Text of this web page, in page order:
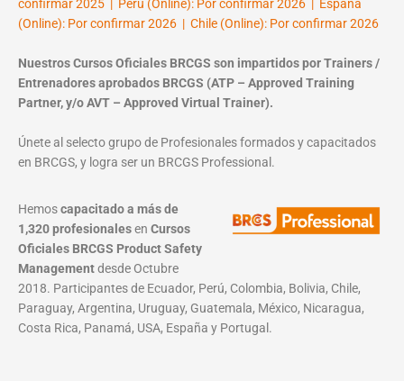
confirmar 2025 | Perú (Online): Por confirmar 2026 | España
(Online): Por confirmar 2026 | Chile (Online): Por confirmar 2026
Nuestros Cursos Oficiales BRCGS son impartidos por Trainers /
Entrenadores aprobados BRCGS (ATP – Approved Training
Partner, y/o AVT – Approved Virtual Trainer).
Únete al selecto grupo de Profesionales formados y capacitados
en BRCGS, y logra ser un BRCGS Professional.
Hemoscapacitado a más de
1,320 profesionalesen Cursos
Oficiales BRCGS Product Safety
Managementdesde Octubre
2018. Participantes de Ecuador, Perú, Colombia, Bolivia, Chile,
Paraguay, Argentina, Uruguay, Guatemala, México, Nicaragua,
Costa Rica, Panamá, USA, España y Portugal.